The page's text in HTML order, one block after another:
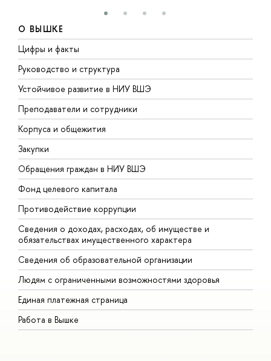
О ВЫШКЕ
Цифры и факты
Руководство и структура
Устойчивое развитие в НИУ ВШЭ
Преподаватели и сотрудники
Корпуса и общежития
Закупки
Обращения граждан в НИУ ВШЭ
Фонд целевого капитала
Противодействие коррупции
Сведения о доходах, расходах, об имуществе и
обязательствах имущественного характера
Сведения об образовательной организации
Людям с ограниченными возможностями здоровья
Единая платежная страница
Работа в Вышке